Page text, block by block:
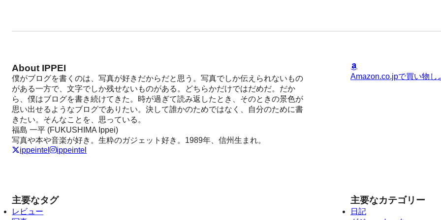
About IPPEI
僕がブログを書くのは、写真が好きだからだと思う。写真でしか伝えられないもの
がある一方で、文字でしか残せないものがある。どちらかだけではだめだ。だか
ら、僕はブログを書き続けてきた。時が過ぎて読み返したとき、そのときの景色が
思い出せるようなブログでありたい。決して誰かのためではなく、自分のために書
きたい。そんなことを、思っている。
福島 一平 (FUKUSHIMA Ippei)
写真や本や音楽が好き。生粋のガジェット好き。1989年、信州生まれ。
ippeintel
ippeintel
Amazon.co.jpで買い物し
主要なタグ
レビュー
主要なカテゴリー
日記